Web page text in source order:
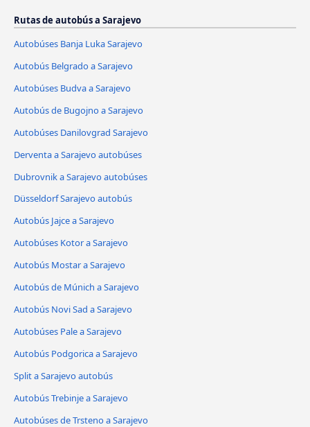
Rutas de autobús a Sarajevo
Autobúses Banja Luka Sarajevo
Autobús Belgrado a Sarajevo
Autobúses Budva a Sarajevo
Autobús de Bugojno a Sarajevo
Autobúses Danilovgrad Sarajevo
Derventa a Sarajevo autobúses
Dubrovnik a Sarajevo autobúses
Düsseldorf Sarajevo autobús
Autobús Jajce a Sarajevo
Autobúses Kotor a Sarajevo
Autobús Mostar a Sarajevo
Autobús de Múnich a Sarajevo
Autobús Novi Sad a Sarajevo
Autobúses Pale a Sarajevo
Autobús Podgorica a Sarajevo
Split a Sarajevo autobús
Autobús Trebinje a Sarajevo
Autobúses de Trsteno a Sarajevo